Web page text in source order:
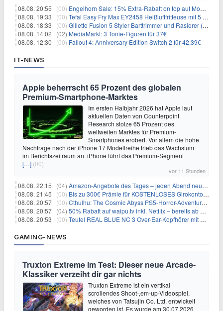
08.08. 20:55 | (00) Engelhorn Sale: 15% Extra-Rabatt on top auf Mode- und Sport-Artikel
08.08. 19:33 | (00) Tefal Easy Fry Max EY2458 Heißluftfritteuse mit 5 Litern für 64,99€
08.08. 18:33 | (00) Gillette Fusion 5 Styler Barttrimmer und Rasierer (All in One) für 16€
08.08. 14:02 | (02) MediaMarkt: 3 Tonie-Figuren für 37€
08.08. 12:30 | (00) Fallout 4: Anniversary Edition Switch 2 für 42,39€
IT-NEWS
Apple beherrscht 65 Prozent des globalen
Premium-Smartphone-Marktes
Im ersten Halbjahr 2026 hat Apple laut
aktuellen Daten von Counterpoint
Research stolze 65 Prozent des
weltweiten Marktes für Premium-
Smartphones erobert. Vor allem die hohe
Nachfrage nach der iPhone 17 Modellreihe trieb das Wachstum
im Berichtszeitraum an. iPhone führt das Premium-Segment
[…] (00)
vor 11 Stunden
08.08. 22:15 | (04) Amazon-Angebote des Tages – jeden Abend neue Deals zum Stöbern
08.08. 21:45 | (00) Bis zu 300€ Prämie für KOSTENLOSES Girokonto bei der Santander – 50€ schon nach 1 Woche!
08.08. 20:57 | (00) Cthulhu: The Cosmic Abyss PS5-Horror-Adventure für 27,99€
08.08. 20:57 | (04) 50% Rabatt auf waipu.tv inkl. Netflix – bereits ab 9€/Monat (statt 17,99€)
08.08. 20:53 | (00) Teufel REAL BLUE NC 3 Over-Ear-Kopfhörer mit ANC für 149,99€
GAMING-NEWS
Truxton Extreme im Test: Dieser neue Arcade-
Klassiker verzeiht dir gar nichts
Truxton Extreme ist ein vertikal
scrollendes Shoot-‚em-up-Videospiel,
welches von Tatsujin Co. Ltd. entwickelt
geworden ist. Es wurde am 30.07.2026